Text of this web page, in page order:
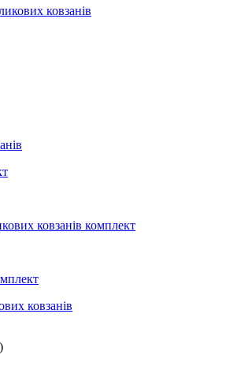
ковзанів
ковзанів комплект
ковзанів